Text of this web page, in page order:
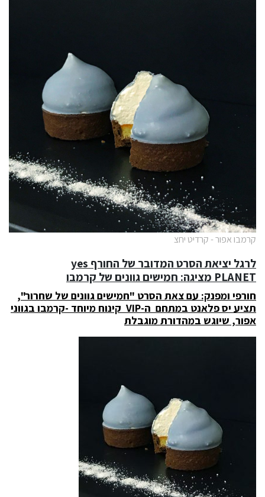
קרמבו אפור - קרדיט יחצ
לרגל יציאת הסרט המדובר של החורף yes
PLANET מציגה: חמישים גוונים של קרמבו
חורפי ומפנק: עם צאת הסרט "חמישים גוונים של שחרור",
תציע יס פלאנט במתחם ה-VIP קינוח מיוחד -קרמבו בגווני
אפור, שיוגש במהדורת מוגבלת